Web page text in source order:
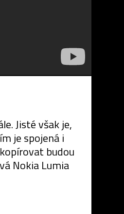
Jisté však je,
je spojená i
budou
Nokia Lumia